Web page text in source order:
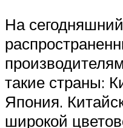
На
такие страны:
Япония.
широкой